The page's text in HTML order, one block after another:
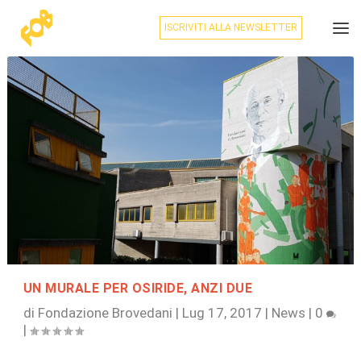
ISCRIVITI ALLA NEWSLETTER
UN MURALE PER OSIRIDE, ANZI DUE
di Fondazione Brovedani | Lug 17, 2017 | News | 0
|